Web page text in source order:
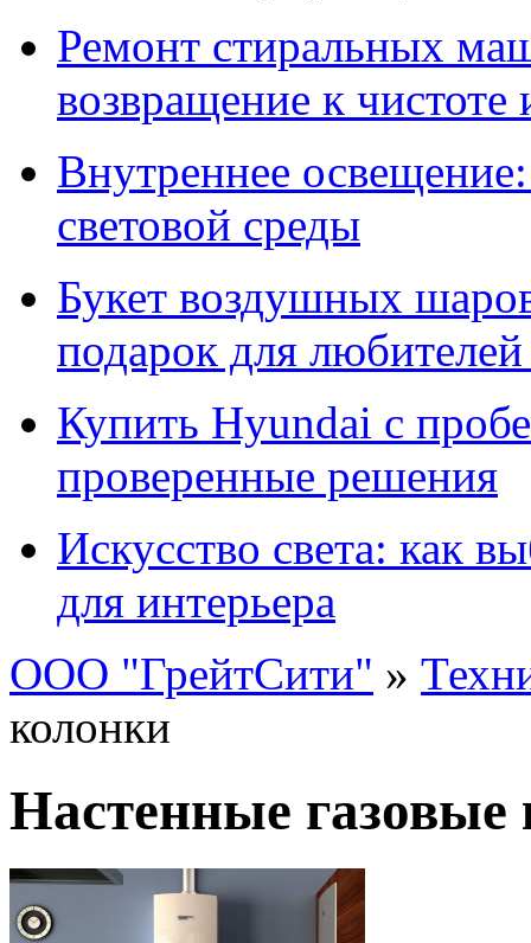
Ремонт стиральных
возвращение к
Внутреннее
световой среды
Букет воздушных
подарок для любителей
Купить Hyundai с
проверенные решения
Искусство света: как
для интерьера
ООО "ГрейтСити" »
колонки
Настенные газовые